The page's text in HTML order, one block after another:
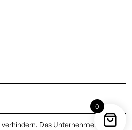
Das Unternehmen gibt
0